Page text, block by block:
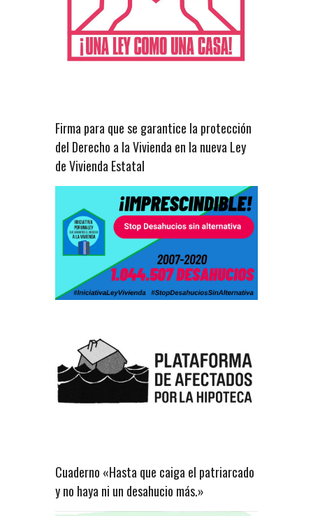
Firma para que se garantice la protección
del Derecho a la Vivienda en la nueva Ley
de Vivienda Estatal
Cuaderno «Hasta que caiga el patriarcado
y no haya ni un desahucio más.»